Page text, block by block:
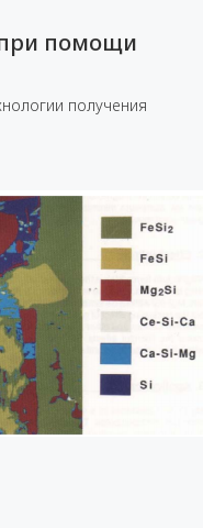
при помощи
получения